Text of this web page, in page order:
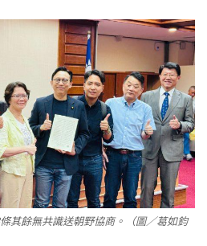
其餘無共識送朝野協商。（圖／葛如鈞